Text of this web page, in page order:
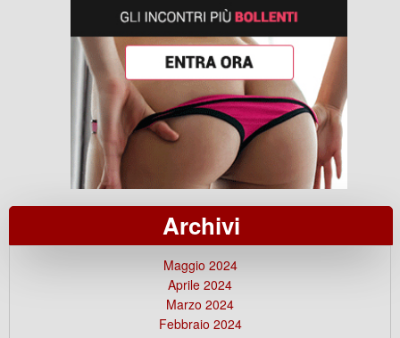
Archivi
Maggio 2024
Aprile 2024
Marzo 2024
Febbraio 2024